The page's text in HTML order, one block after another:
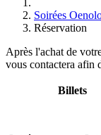
Soirées
Réservation
Après l'achat de
vous contactera afin
Billets